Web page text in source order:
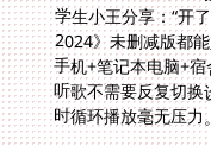
时循环播放毫无压力